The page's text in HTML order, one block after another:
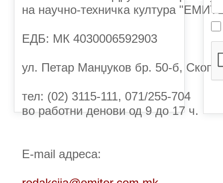
на научно-техничка култура
ЕДБ: МК 4030006592903
ул. Петар Манџуков бр. 50-б, Скопје
тел: (02) 3115-111, 071/255-704
во работни денови од 9 до 17 ч.
E-mail адреса: